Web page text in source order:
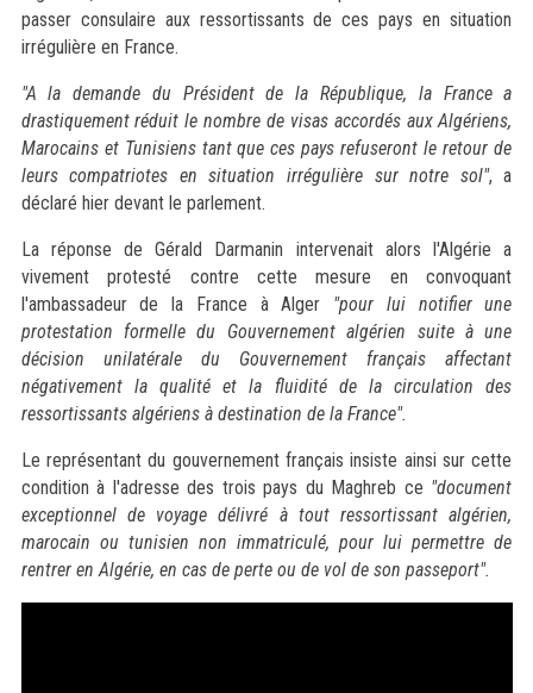
passer consulaire aux ressortissants de ces pays en situation
irrégulière en France.
"A la demande du Président de la République, la France a
drastiquement réduit le nombre de visas accordés aux Algériens,
Marocains et Tunisiens tant que ces pays refuseront le retour de
leurs compatriotes en situation irrégulière sur notre sol", a
déclaré hier devant le parlement.
La réponse de Gérald Darmanin intervenait alors l'Algérie a
vivement protesté contre cette mesure en convoquant
l'ambassadeur de la France à Alger "pour lui notifier une
protestation formelle du Gouvernement algérien suite à une
décision unilatérale du Gouvernement français affectant
négativement la qualité et la fluidité de la circulation des
ressortissants algériens à destination de la France".
Le représentant du gouvernement français insiste ainsi sur cette
condition à l'adresse des trois pays du Maghreb ce "document
exceptionnel de voyage délivré à tout ressortissant algérien,
marocain ou tunisien non immatriculé, pour lui permettre de
rentrer en Algérie, en cas de perte ou de vol de son passeport".